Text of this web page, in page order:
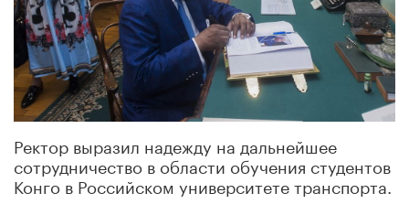
Ректор выразил надежду на дальнейшее
сотрудничество в области обучения студентов
Конго в Российском университете транспорта.